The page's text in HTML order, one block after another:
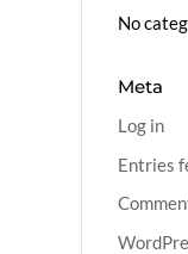
No
Meta
Log in
Entries